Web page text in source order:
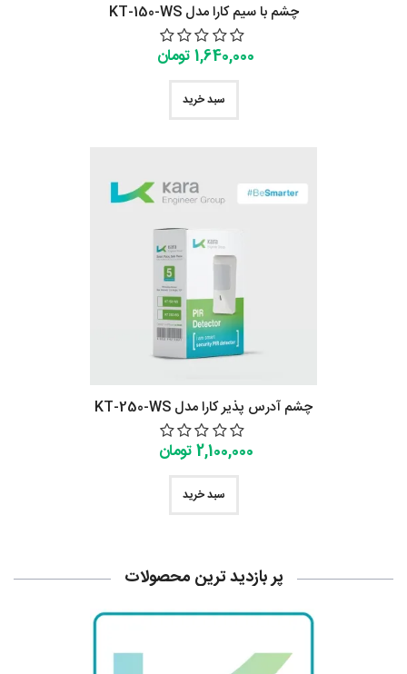
چشم با سیم کارا مدل KT-150-WS
1,640,000 تومان
سبد خرید
چشم آدرس پذیر کارا مدل KT-250-WS
2,100,000 تومان
سبد خرید
پر بازدید ترین محصولات